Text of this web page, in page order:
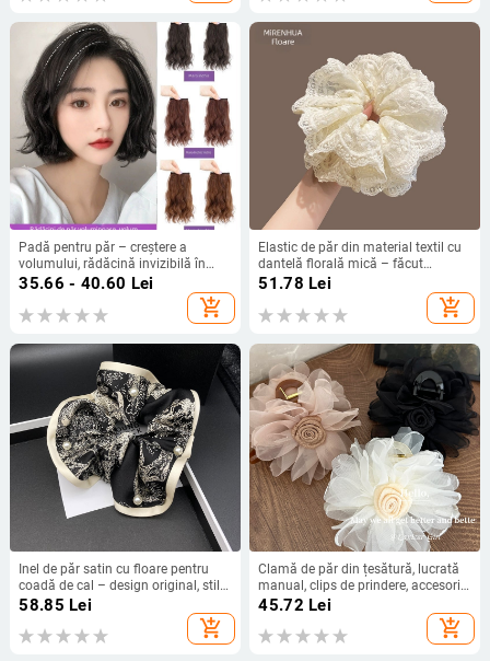
Padă pentru păr – creștere a
volumului, rădăcină invizibilă în
zona vârfului, sârmă cu
temperatură înaltă, tratament
mecanic
35.66 - 40.60 Lei
add_shopping_cart
Elastic de păr din material textil cu
dantelă florală mică – făcut
manual, inspirație Japonia și
Coreea, stil proaspăt și dulce,
primăvara 2025
51.78 Lei
add_shopping_cart
Inel de păr satin cu floare pentru
coadă de cal – design original, stil
îndrăzneț, finisaj Seiko
58.85 Lei
add_shopping_cart
Clamă de păr din țesătură, lucrată
manual, clips de prindere, accesorii
pentru cap pentru femei, stil
45.72 Lei
add_shopping_cart